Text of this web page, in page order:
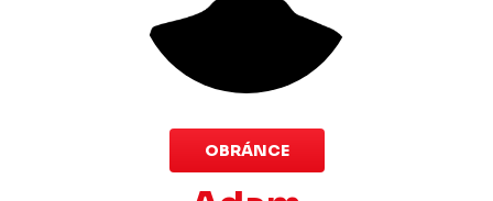
OBRÁNCE